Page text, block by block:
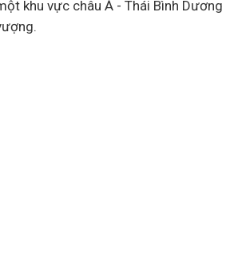
khu vực châu Á - Thái Bình Dương